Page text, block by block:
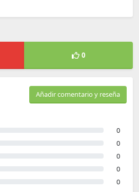
0
Añadir comentario y reseña
0
0
0
0
0